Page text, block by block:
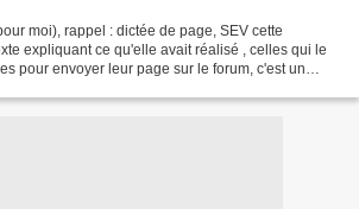
moi), rappel : dictée de page, SEV cette
expliquant ce qu'elle avait réalisé , celles qui le
pour envoyer leur page sur le forum, c'est un